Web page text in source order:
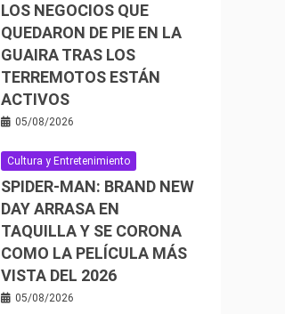
LOS NEGOCIOS QUE
QUEDARON DE PIE EN LA
GUAIRA TRAS LOS
TERREMOTOS ESTÁN
ACTIVOS
05/08/2026
Cultura y Entretenimiento
SPIDER-MAN: BRAND NEW
DAY ARRASA EN
TAQUILLA Y SE CORONA
COMO LA PELÍCULA MÁS
VISTA DEL 2026
05/08/2026